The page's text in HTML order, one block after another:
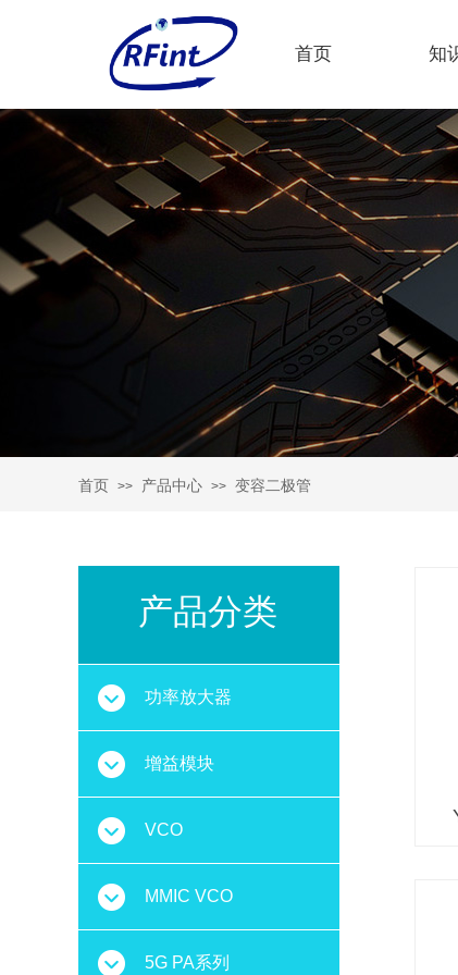
首页 知
首页 >> 产品中心 >> 变容二极管
功率放大器
增益模块
VCO
MMIC VCO
5G PA系列
产品分类